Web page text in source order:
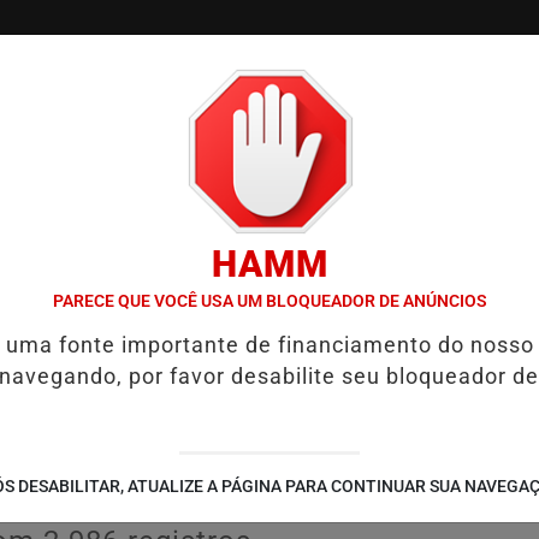
CONTATO / CUPONS DE
EM CASO DE IDOSA QUE MORREU APÓS USO DE MEDICAMENTO
Câmara de
de produção
HAMM
PARECE QUE VOCÊ USA UM BLOQUEADOR DE ANÚNCIOS
fonte importante de financiamento do nosso
por favor desabilite seu bloqueador
DESABILITAR, ATUALIZE A PÁGINA PARA CONTINUAR SUA